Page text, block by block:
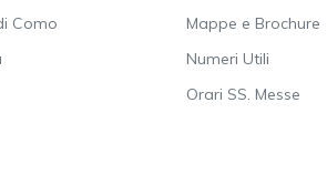
Como
Mappe e Brochure
Numeri Utili
Orari SS. Messe